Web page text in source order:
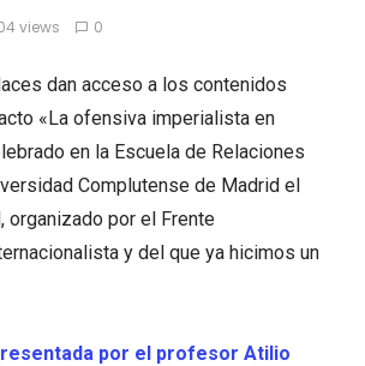
views 0
dan acceso a los contenidos
«La ofensiva imperialista en
en la Escuela de Relaciones
Complutense de Madrid el
organizado por el Frente
y del que ya hicimos un
por el profesor Atilio